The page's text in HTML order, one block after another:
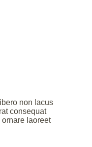
non lacus
consequat
laoreet